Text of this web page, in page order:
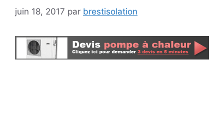
juin 18, 2017 par brestisolation